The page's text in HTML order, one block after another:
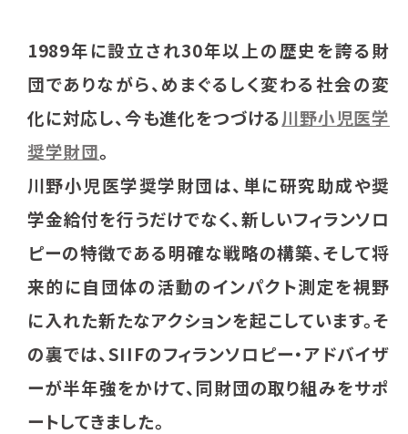
1989年に設立され30年以上の歴史を誇る財
団でありながら、めまぐるしく変わる社会の変
化に対応し、今も進化をつづける川野小児医学
奨学財団。
川野小児医学奨学財団は、単に研究助成や奨
学金給付を行うだけでなく、新しいフィランソロ
ピーの特徴である明確な戦略の構築、そして将
来的に自団体の活動のインパクト測定を視野
に入れた新たなアクションを起こしています。そ
の裏では、SIIFのフィランソロピー・アドバイザ
ーが半年強をかけて、同財団の取り組みをサポ
ートしてきました。